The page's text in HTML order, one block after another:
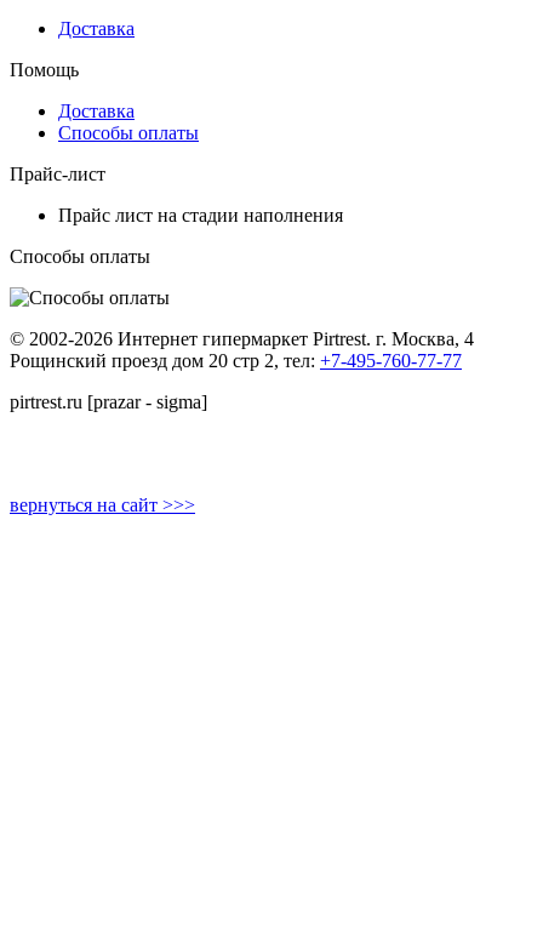
Доставка
Помощь
Доставка
Способы оплаты
Прайс-лист
Прайс лист на стадии наполнения
Способы оплаты
© 2002-2026 Интернет гипермаркет Pirtrest. г. Москва, 4
Рощинский проезд дом 20 стр 2, тел: +7-495-760-77-77
pirtrest.ru [prazar - sigma]
вернуться на сайт >>>